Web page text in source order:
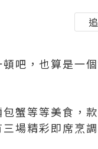
吧，也算是一
蟹等等美食，
場精彩即席烹